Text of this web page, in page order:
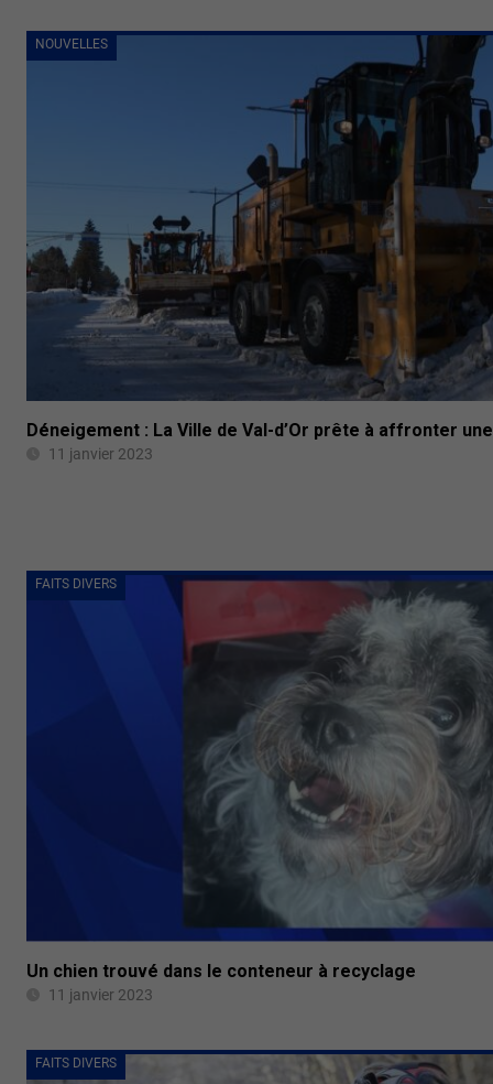
NOUVELLES
Déneigement : La Ville de Val-d’Or prête à affronter
11 janvier 2023
FAITS DIVERS
Un chien trouvé dans le conteneur à recyclage
11 janvier 2023
FAITS DIVERS